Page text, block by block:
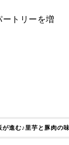
トリーを増
が進む♪里芋と豚肉の